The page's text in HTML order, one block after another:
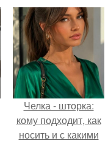
бренд.
Челка - шторка:
кому подходит, как
носить и с какими